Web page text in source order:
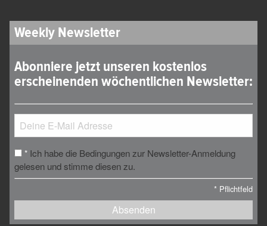
Weekly Newsletter
Abonniere jetzt unseren kostenlos
erscheinenden wöchentlichen Newsletter:
* Ich habe die Bedingungen zur Newsletter-Anmeldung
gelesen und stimme diesen zu.
* Pflichtfeld
Absenden